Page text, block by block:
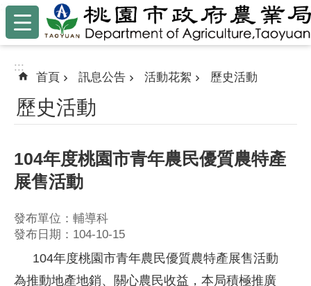
跳到主要內容區塊
:::
:::
首頁 訊息公告 活動花絮 歷史活動
歷史活動
104年度桃園市青年農民優質農特產
展售活動
發布單位：輔導科
發布日期：104-10-15
104年度桃園市青年農民優質農特產展售活動
為推動地產地銷、關心農民收益，本局積極推廣